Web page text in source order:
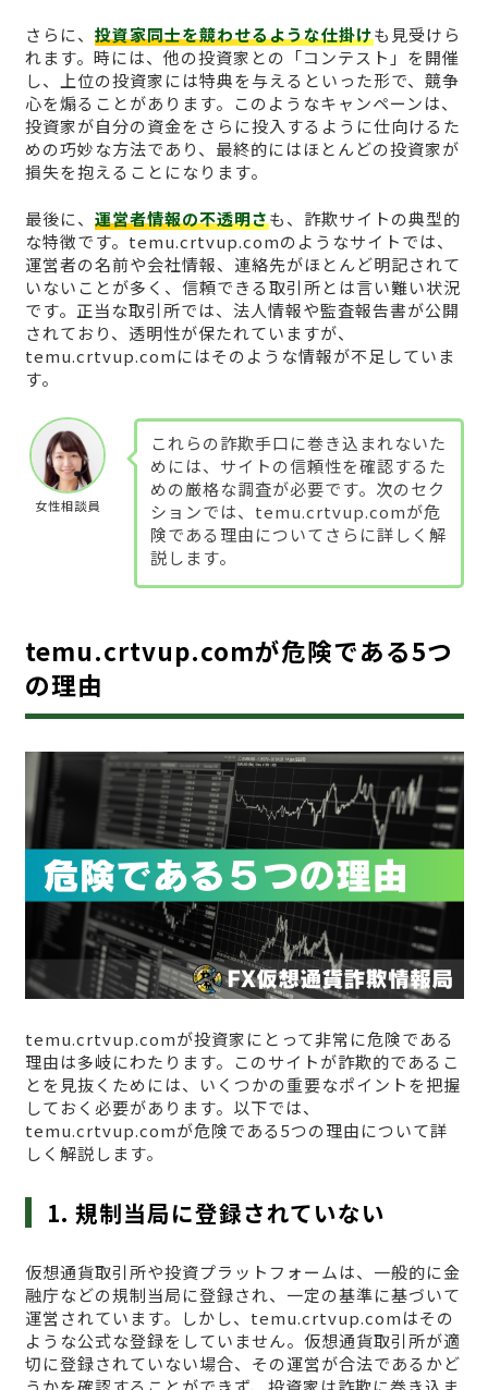
さらに、 投資家同士を競わせるような仕掛けも見受けら
れます。時には、他の投資家との「コンテスト」を開催
し、上位の投資家には特典を与えるといった形で、競争
心を煽ることがあります。このようなキャンペーンは、
投資家が自分の資金をさらに投入するように仕向けるた
めの巧妙な方法であり、最終的にはほとんどの投資家が
損失を抱えることになります。
最後に、 運営者情報の不透明さも、詐欺サイトの典型的
な特徴です。temu.crtvup.comのようなサイトでは、
運営者の名前や会社情報、連絡先がほとんど明記されて
いないことが多く、信頼できる取引所とは言い難い状況
です。正当な取引所では、法人情報や監査報告書が公開
されており、透明性が保たれていますが、
temu.crtvup.comにはそのような情報が不足していま
す。
女性相談員
これらの詐欺手口に巻き込まれないた
めには、サイトの信頼性を確認するた
めの厳格な調査が必要です。次のセク
ションでは、temu.crtvup.comが危
険である理由についてさらに詳しく解
説します。
temu.crtvup.comが危険である5つ
の理由
temu.crtvup.comが投資家にとって非常に危険である
理由は多岐にわたります。このサイトが詐欺的であるこ
とを見抜くためには、いくつかの重要なポイントを把握
しておく必要があります。以下では、
temu.crtvup.comが危険である5つの理由について詳
しく解説します。
1. 規制当局に登録されていない
仮想通貨取引所や投資プラットフォームは、一般的に金
融庁などの規制当局に登録され、一定の基準に基づいて
運営されています。しかし、temu.crtvup.comはその
ような公式な登録をしていません。仮想通貨取引所が適
切に登録されていない場合、その運営が合法であるかど